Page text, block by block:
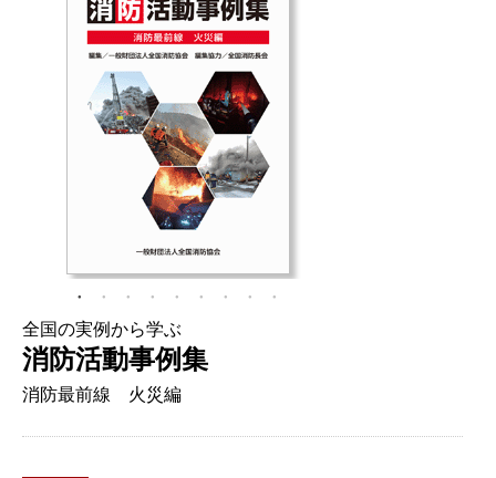
【 内容見本 】
【 内容見本 】
【 内容見本 】
【 内容見本 】
【 内容見本 】
【 内容見本 】
【 内容見本 】
【 内容見本 】
全国の実例から学ぶ
消防活動事例集
消防最前線 火災編